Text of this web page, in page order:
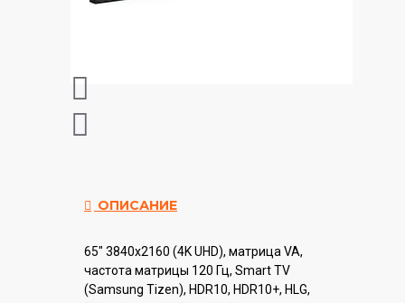
ОПИСАНИЕ
65" 3840x2160 (4K UHD), матрица VA,
частота матрицы 120 Гц, Smart TV
(Samsung Tizen), HDR10, HDR10+, HLG,